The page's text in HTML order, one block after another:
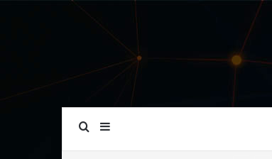
إضافة عمود جانبي
بحث عن